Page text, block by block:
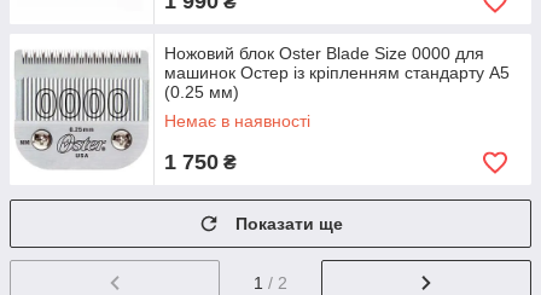
Ножовий блок Oster Blade Size 0000 для
машинок Остер із кріпленням стандарту А5
(0.25 мм)
Немає в наявності
1 750 ₴
Показати ще
1 / 2